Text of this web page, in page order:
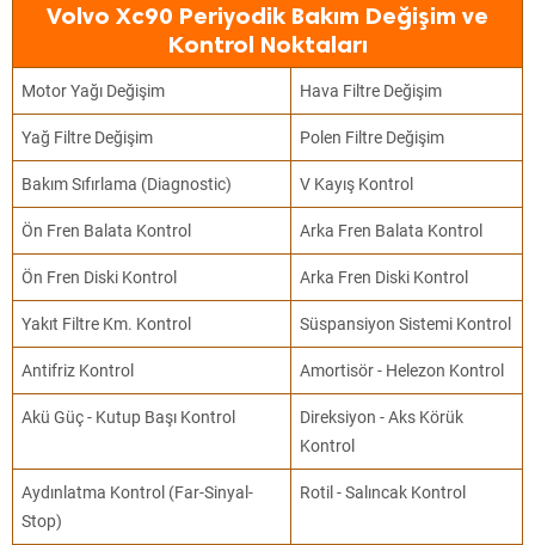
Volvo Xc90 Periyodik Bakım Değişim ve
Kontrol Noktaları
Motor Yağı Değişim Hava Filtre Değişim
Yağ Filtre Değişim Polen Filtre Değişim
Bakım Sıfırlama (Diagnostic) V Kayış Kontrol
Ön Fren Balata Kontrol Arka Fren Balata Kontrol
Ön Fren Diski Kontrol Arka Fren Diski Kontrol
Yakıt Filtre Km. Kontrol Süspansiyon Sistemi Kontrol
Antifriz Kontrol Amortisör - Helezon Kontrol
Akü Güç - Kutup Başı Kontrol
Direksiyon - Aks Körük
Kontrol
Aydınlatma Kontrol (Far-Sinyal-
Stop)
Rotil - Salıncak Kontrol